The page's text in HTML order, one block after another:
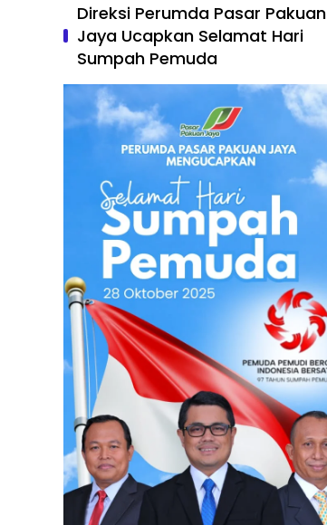
Direksi Perumda Pasar Pakuan
Jaya Ucapkan Selamat Hari
Sumpah Pemuda